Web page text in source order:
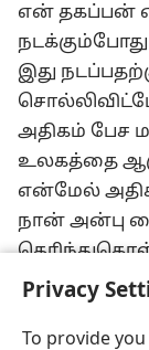
Privacy
To provide
என் தகப்பன்
இது
அதிகம் பேச
உலகத்தை
என்மேல்
நான் அன்பு